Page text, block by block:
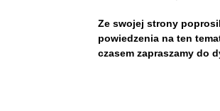
Ze swojej strony
powiedzenia na ten
czasem zapraszamy do